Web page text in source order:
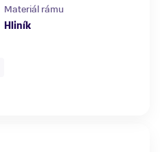
Materiál rámu
Hliník